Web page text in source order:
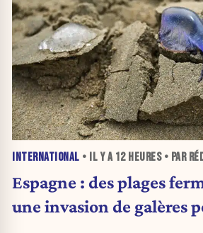
INTERNATIONAL • IL Y A 12 HEURES• PAR
Espagne : des plages
une invasion de galères